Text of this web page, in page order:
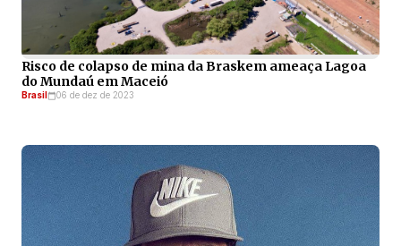
Risco de colapso de mina da Braskem ameaça Lagoa
do Mundaú em Maceió
Brasil 06 de dez de 2023